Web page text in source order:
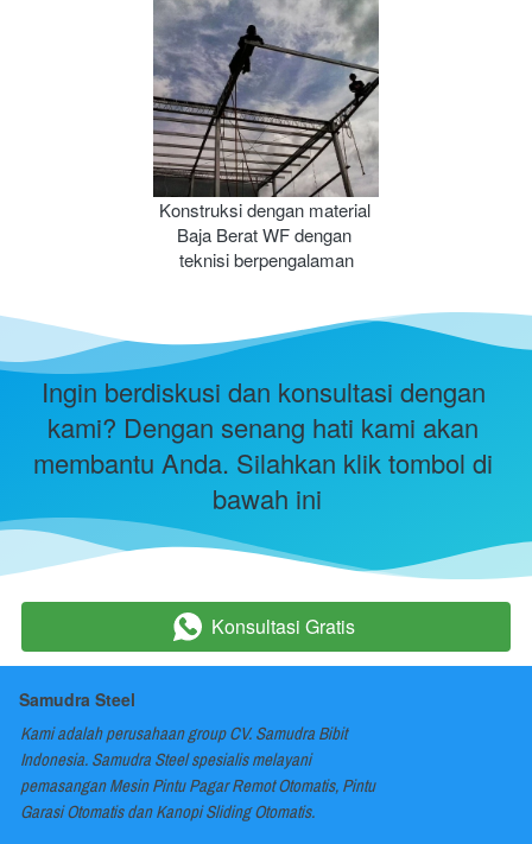
Konstruksi dengan material
Baja Berat WF dengan
teknisi berpengalaman
Ingin berdiskusi dan konsultasi dengan
kami? Dengan senang hati kami akan
membantu Anda. Silahkan klik tombol di
bawah ini
` Konsultasi Gratis
Samudra Steel
Kami adalah perusahaan group CV. Samudra Bibit
Indonesia. Samudra Steel spesialis melayani
pemasangan Mesin Pintu Pagar Remot Otomatis, Pintu
Garasi Otomatis dan Kanopi Sliding Otomatis.